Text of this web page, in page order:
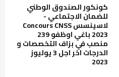
كونكور الصندوق الوطني
للضمان الاجتماعي -
لاسينسس Concours CNSS
2023 باغي اوظفو 239
منصب في بزاف التخصصات و
الدرجات اخر اجل 3 يوليوز
2023